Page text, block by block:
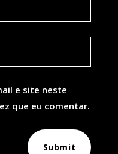
e site neste
que eu comentar.
Submit